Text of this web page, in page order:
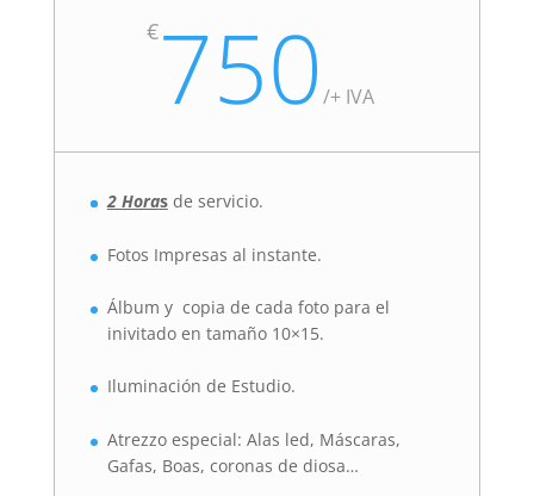
€750/+ IVA
2 Horasde servicio.
Fotos Impresas al instante.
Álbum y copia de cada foto para el
inivitado en tamaño 10×15.
Iluminación de Estudio.
Atrezzo especial: Alas led, Máscaras,
Gafas, Boas, coronas de diosa…